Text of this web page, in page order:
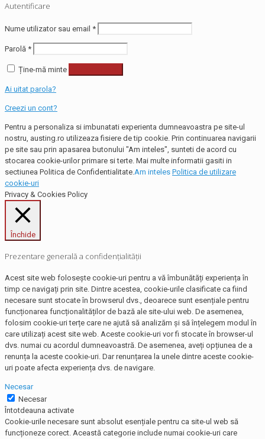
Autentificare
Nume utilizator sau email *
Parolă *
Ține-mă minte
Ai uitat parola?
Creezi un cont?
Pentru a personaliza si imbunatati experienta dumneavoastra pe site-ul
nostru, austing.ro utilizeaza fisiere de tip cookie. Prin continuarea navigarii
pe site sau prin apasarea butonului "Am inteles", sunteti de acord cu
stocarea cookie-urilor primare si terte. Mai multe informatii gasiti in
sectiunea Politica de Confidentialitate. Am inteles Politica de utilizare
cookie-uri
Privacy & Cookies Policy
Închide
Prezentare generală a confidențialității
Acest site web folosește cookie-uri pentru a vă îmbunătăți experiența în
timp ce navigați prin site. Dintre acestea, cookie-urile clasificate ca fiind
necesare sunt stocate în browserul dvs., deoarece sunt esențiale pentru
funcționarea funcționalităților de bază ale site-ului web. De asemenea,
folosim cookie-uri terțe care ne ajută să analizăm și să înțelegem modul în
care utilizați acest site web. Aceste cookie-uri vor fi stocate în browser-ul
dvs. numai cu acordul dumneavoastră. De asemenea, aveți opțiunea de a
renunța la aceste cookie-uri. Dar renunțarea la unele dintre aceste cookie-
uri poate afecta experiența dvs. de navigare.
Necesar
Necesar
Întotdeauna activate
Cookie-urile necesare sunt absolut esențiale pentru ca site-ul web să
funcționeze corect. Această categorie include numai cookie-uri care